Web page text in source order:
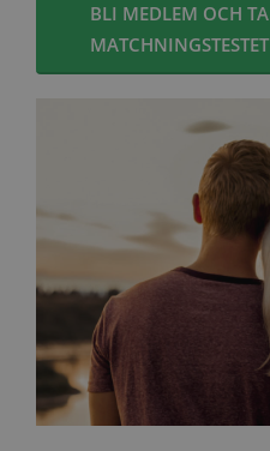
BLI MEDLEM OCH TA
MATCHNINGSTESTET